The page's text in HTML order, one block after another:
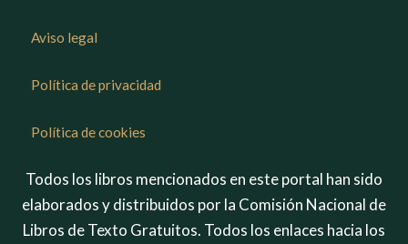
Aviso legal
Política de privacidad
Política de cookies
Todos los libros mencionados en este portal han sido
elaborados y distribuidos por la Comisión Nacional de
Libros de Texto Gratuitos. Todos los enlaces hacia los